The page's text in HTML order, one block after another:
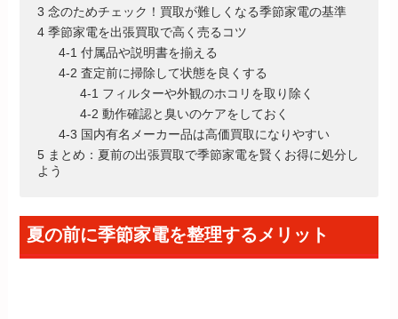
3 念のためチェック！買取が難しくなる季節家電の基準
4 季節家電を出張買取で高く売るコツ
4-1 付属品や説明書を揃える
4-2 査定前に掃除して状態を良くする
4-1 フィルターや外観のホコリを取り除く
4-2 動作確認と臭いのケアをしておく
4-3 国内有名メーカー品は高価買取になりやすい
5 まとめ：夏前の出張買取で季節家電を賢くお得に処分し
よう
夏の前に季節家電を整理するメリット